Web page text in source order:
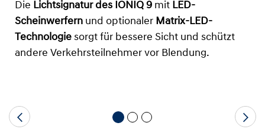
Die Lichtsignatur des IONIQ 9 mit LED-
Scheinwerfern und optionaler Matrix-LED-
Technologie sorgt für bessere Sicht und schützt
andere Verkehrsteilnehmer vor Blendung.